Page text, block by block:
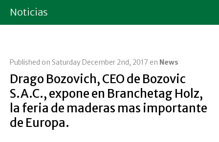
Noticias
Published on Saturday December 2nd, 2017 en News
Drago Bozovich, CEO de Bozovic
S.A.C., expone en Branchetag Holz,
la feria de maderas mas importante
de Europa.